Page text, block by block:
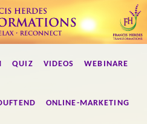
QUIZ VIDEOS WEBINARE
ONLINE-MARKETING